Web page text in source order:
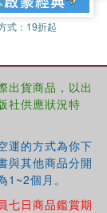
式： 19折起
出貨商品，以出
社供應狀況特
運的方式為你下
與其他商品分開
個月。
七日商品鑑賞期